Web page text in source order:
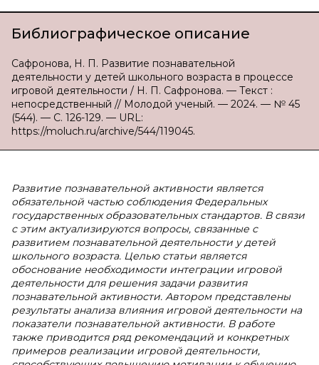
Библиографическое описание
Сафронова, Н. П. Развитие познавательной
деятельности у детей школьного возраста в процессе
игровой деятельности / Н. П. Сафронова. — Текст :
непосредственный // Молодой ученый. — 2024. — № 45
(544). — С. 126-129. — URL:
https://moluch.ru/archive/544/119045.
Развитие познавательной активности является
обязательной частью соблюдения Федеральных
государственных образовательных стандартов. В связи
с этим актуализируются вопросы, связанные с
развитием познавательной деятельности у детей
школьного возраста. Целью статьи является
обоснование необходимости интеграции игровой
деятельности для решения задачи развития
познавательной активности. Автором представлены
результаты анализа влияния игровой деятельности на
показатели познавательной активности. В работе
также приводится ряд рекомендаций и конкретных
примеров реализации игровой деятельности,